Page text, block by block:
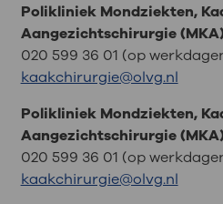
Polikliniek Mondziekten,
Aangezichtschirurgie
020 599 36 01 (op
kaakchirurgie@olvg.nl
Polikliniek Mondziekten,
Aangezichtschirurgie
020 599 36 01 (op
kaakchirurgie@olvg.nl